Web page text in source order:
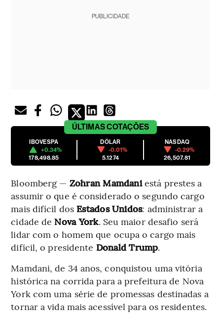
PUBLICIDADE
ÚLTIMASCOTAÇÕES
IBOVESPA
+0.34%
178,498.85
DÓLAR
-0.01%
5.1274
NASDAQ
-0.29%
26,507.81
Bloomberg — Zohran Mamdaniestá prestes a
assumir o que é considerado o segundo cargo
mais difícil dos Estados Unidos: administrar a
cidade de Nova York. Seu maior desafio será
lidar com o homem que ocupa o cargo mais
difícil, o presidente Donald Trump.
Mamdani, de 34 anos, conquistou uma vitória
histórica na corrida para a prefeitura de Nova
York com uma série de promessas destinadas a
tornar a vida mais acessível para os residentes.